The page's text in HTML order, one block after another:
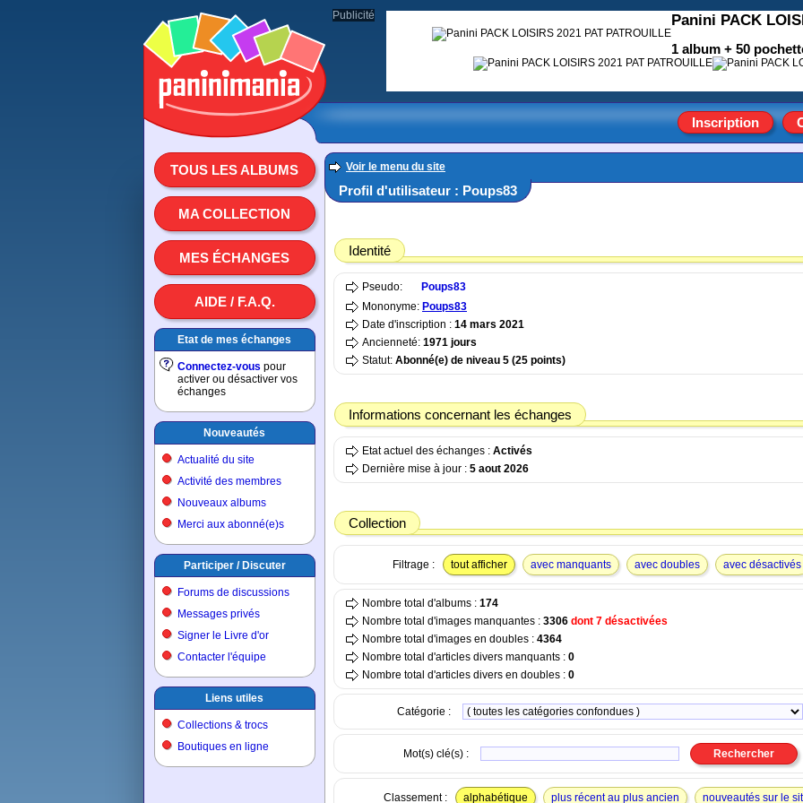
Inscription
TOUS LES ALBUMS
MA COLLECTION
MES ÉCHANGES
AIDE / F.A.Q.
Etat de mes échanges
Connectez-vous pour
activer ou désactiver vos
échanges
Nouveautés
Actualité du site
Activité des membres
Nouveaux albums
Merci aux abonné(e)s
Participer / Discuter
Forums de discussions
Messages privés
Signer le Livre d'or
Contacter l'équipe
Liens utiles
Collections & trocs
Boutiques en ligne
Voir le menu du site
Profil d'utilisateur : Poups83
Identité
Pseudo:
Poups83
Mononyme: Poups83
Date d'inscription : 14 mars 2021
Ancienneté: 1971 jours
Statut: Abonné(e) de niveau 5 (25 points)
Informations concernant les échanges
Etat actuel des échanges : Activés
Dernière mise à jour : 5 aout 2026
Collection
Filtrage : tout afficher avec manquants avec doubles avec désactivés
Nombre total d'albums : 174
Nombre total d'images manquantes : 3306 dont 7 désactivées
Nombre total d'images en doubles : 4364
Nombre total d'articles divers manquants : 0
Nombre total d'articles divers en doubles : 0
Catégorie :
Mot(s) clé(s) :
Classement : alphabétique plus récent au plus ancien nouveautés sur le
Publicité Panini PACK
1 album + 50